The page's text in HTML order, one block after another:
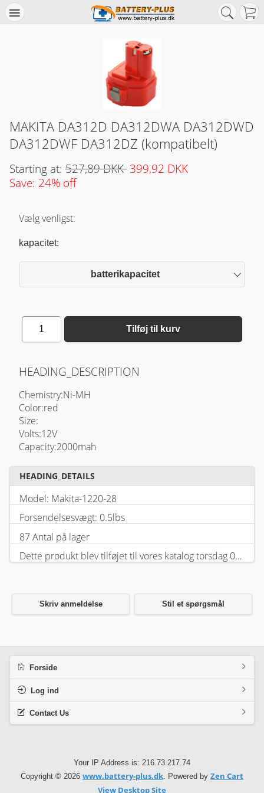
MAKITA DA312D DA312DWA DA312DWD
DA312DWF DA312DZ (kompatibelt)
Starting at: 527,89 DKK 399,92 DKK
Save: 24% off
Vælg venligst:
kapacitet:
batterikapacitet
1 Tilføj til kurv
HEADING_DESCRIPTION
Chemistry:Ni-MH
Color:red
Size:
Volts:12V
Capacity:2000mah
HEADING_DETAILS
Model: Makita-1220-28
Forsendelsesvægt: 0.5lbs
87 Antal på lager
Dette produkt blev tilføjet til vores katalog torsdag 05 februar, 2026.
Skriv anmeldelse Stil et spørgsmål
Forside
Log ind
Contact Us
Your IP Address is: 216.73.217.74
Copyright © 2026 www.battery-plus.dk. Powered by Zen Cart
View Desktop Site